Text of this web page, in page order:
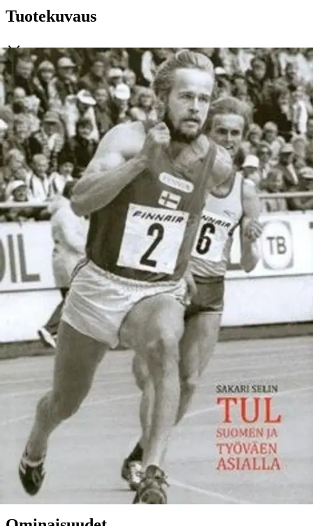
Tuotekuvaus
Onko työväen urheiluliikkeen, TUL:n alasajo 1990-luvulla osasyy
vasemmiston kannatuksen heikkenemiseen vaaleissa, katkaisiko se
työväenliikkeen perinteiset siteet urheilevaan nuorisoon ja sitä tietä
laajoihin nuorisojoukkoihin? Tämä väite on esitetty usein ja viime
aikoina yhä vakuuttuneemmin presidentin vaalien kokemuksella. Se
tulee esille myös toimittaja Sakari Selinin kokoamassa
artikkelikokoelmassa TUL Suomen ja työväen asialla, joka on juuri
ilmestynyt DSL:n kustantamana.
Suomen urheilua ravisteli 1990-
luvun puolivälissä rakennemuutos, jonka seuraukset ovat olleet
työväen urheiluliikkeelle tuhoisat, kuten koko Suomen
edustusurheilulle. Kun urheilun määrärajat ovat moninkertaistuneet,
tulokset ovat olleet monissa lajeissa jyrkässä laskussa. Nyt kysytään
miksi työväen kilpa- ja urheilu haluttiin tuolloin tuhota? Miten oli
mahdollista, että yhtäkkiä työväen urheiluliikkeestä annettiin vuosina
1995-1996 potkut päteville ja kokoneille 70 urheiluohjaajalle ja
valmentajalle? Miksi kukaan ei protestoinut, kun TUL:n
vuosittainen valtionapu pudotettiin 32 miljoonasta 8 miljoonaan
markkaan? Kirjoittaja vertaa aikaa lapualaiskauteen, jolloin TUL:ltä
lopetettiin valtionapu 1932 - 1934 ja toteaa: "Lapualaiskaudesta
selvittiin kolmessa vuodessa, mutta viimeisimmästä ei vieläkään."
Miksi presidentti Urho Kekkonen, itse entinen urheilujohtaja, tuki
voimakkaasti itsenäisen TUL:n toimintaa sekä sanoissa että teoissa?
Ovatko hänen argumenttinsa yhä pätevät? Eräs tulenarka ja vähän
tunnettu asia on SKP:n urheilupoliittisen johdon vierailu Kremlissä
1975. Mistä siellä neuvoteltiin ja mitä sovittiin? Kysymyksiä on
paljon Osaan niistä kirja antaa vastauksia. Eräs suuri asia, johon
etsitään vastausta on: nouseeko TUL vielä? Näiden asioitten ohessa
teoksessa on monia muita mielenkiintoisia ja unohdettuja tietoja
työväen urheiluliikkeen vaiheista Suomessa ja Euroopassa. Runsas
kuvitus TUL:n loiston ajoista ja henkilöistä täydentää antoisaa
kokonaisuutta.
Näytä lisää tuotekuvausta